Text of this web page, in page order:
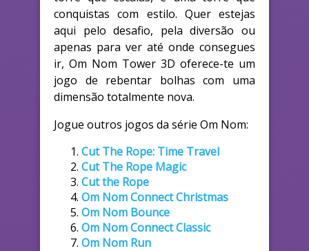
conquistas com estilo. Quer estejas
aqui pelo desafio, pela diversão ou
apenas para ver até onde consegues
ir, Om Nom Tower 3D oferece-te um
jogo de rebentar bolhas com uma
dimensão totalmente nova.
Jogue outros jogos da série Om Nom:
Cut The Rope: Time Travel
Cut The Rope Magic
Cut the Rope
Om Nom Connect Christmas
Om Nom Bounce
Om Nom Connect Classic
Om Nom Run